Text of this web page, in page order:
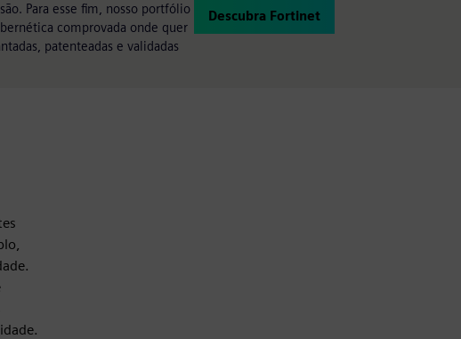
Para esse fim, nosso portfólio
comprovada onde quer
patenteadas e validadas
Descubra Fortinet